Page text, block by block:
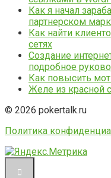
Как я начал
партнерском
Как найти
сетях
Создание
подробное
Как повысить
Желе из красной
© 2026 pokertalk.ru
Политика